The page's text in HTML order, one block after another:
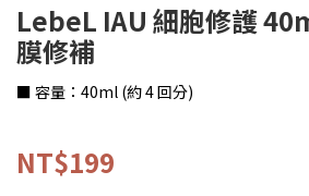
LebeL IAU 細胞修護
膜修補
■ 容量：40ml (約 4 回分)
NT$199